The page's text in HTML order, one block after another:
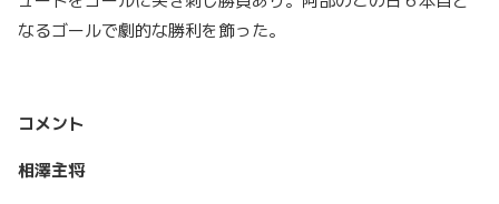
なるゴールで劇的な勝利を飾った。
コメント
相澤主将